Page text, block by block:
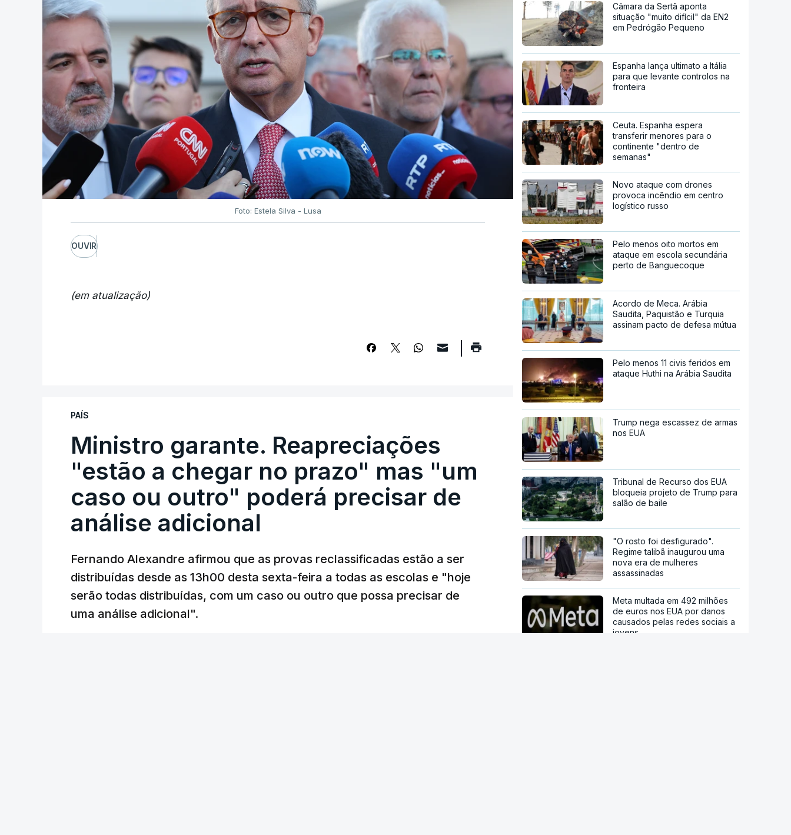
Foto: Estela Silva - Lusa
OUVIR
(em atualização)
PAÍS
Ministro garante. Reapreciações
"estão a chegar no prazo" mas "um
caso ou outro" poderá precisar de
análise adicional
Fernando Alexandre afirmou que as provas reclassificadas estão a ser
distribuídas desde as 13h00 desta sexta-feira a todas as escolas e "hoje
serão todas distribuídas, com um caso ou outro que possa precisar de
uma análise adicional".
Câmara da Sertã aponta
situação "muito difícil" da EN2
em Pedrógão Pequeno
Espanha lança ultimato a Itália
para que levante controlos na
fronteira
Ceuta. Espanha espera
transferir menores para o
continente "dentro de
semanas"
Novo ataque com drones
provoca incêndio em centro
logístico russo
Pelo menos oito mortos em
ataque em escola secundária
perto de Banguecoque
Acordo de Meca. Arábia
Saudita, Paquistão e Turquia
assinam pacto de defesa mútua
Pelo menos 11 civis feridos em
ataque Huthi na Arábia Saudita
Trump nega escassez de armas
nos EUA
Tribunal de Recurso dos EUA
bloqueia projeto de Trump para
salão de baile
"O rosto foi desfigurado".
Regime talibã inaugurou uma
nova era de mulheres
assassinadas
Meta multada em 492 milhões
de euros nos EUA por danos
causados pelas redes sociais a
jovens